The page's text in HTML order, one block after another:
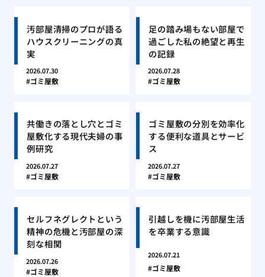
汚部屋清掃のプロが語る
ハウスクリーニングの真
実
2026.07.30
ゴミ屋敷
足の踏み場もない部屋で
過ごした私の絶望と再生
の記録
2026.07.28
ゴミ屋敷
共働きの落とし穴とゴミ
屋敷化する現代夫婦の事
例研究
2026.07.27
ゴミ屋敷
ゴミ屋敷の分別を効率化
する便利な道具とサービ
ス
2026.07.27
ゴミ屋敷
セルフネグレクトという
精神の危機と汚部屋の深
刻な相関
2026.07.26
ゴミ屋敷
引越しを機に汚部屋生活
を卒業する意識
2026.07.21
ゴミ屋敷